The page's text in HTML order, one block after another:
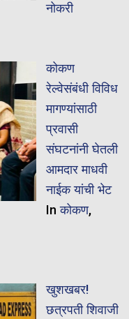
नोकरी
कोकण
रेल्वेसंबंधी विविध
मागण्यांसाठी
प्रवासी
संघटनांनी घेतली
आमदार माधवी
नाईक यांची भेट
Inकोकण,
खुशखबर!
छत्रपती शिवाजी